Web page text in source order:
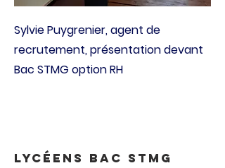
Sylvie Puygrenier, agent de
recrutement, présentation devant
Bac STMG option RH
Lycéens BAC STMG